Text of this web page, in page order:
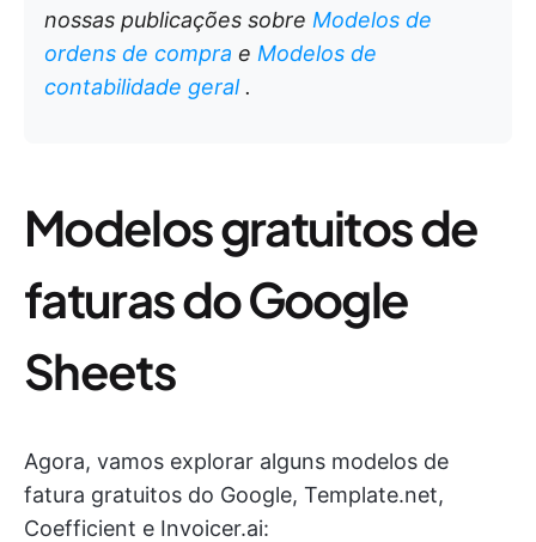
nossas publicações sobre Modelos de
ordens de compra e Modelos de
contabilidade geral .
Modelos gratuitos de
faturas do Google
Sheets
Agora, vamos explorar alguns modelos de
fatura gratuitos do Google, Template.net,
Coefficient e Invoicer.ai: